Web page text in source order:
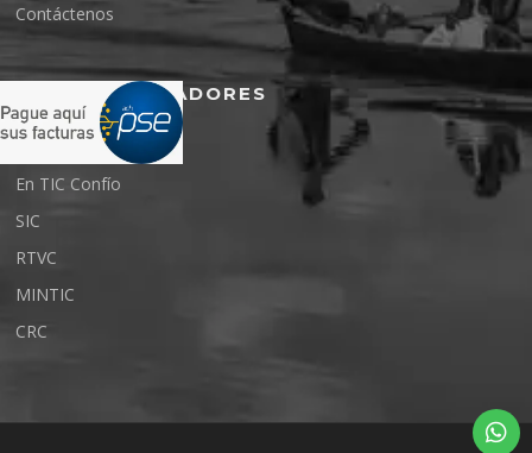
Contáctenos
ENTES REGULADORES
En TIC Confío
SIC
RTVC
MINTIC
CRC